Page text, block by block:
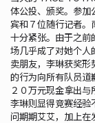
体公投、颁奖。参加
宾和７位随行记者。
十分紧张。由于之前
场几乎成了对她个人
卖朋友，李琳获奖形
的行为向所有队员道
２０万元现金拿出与
李琳则显得竞赛经验
问期期艾艾，加上在